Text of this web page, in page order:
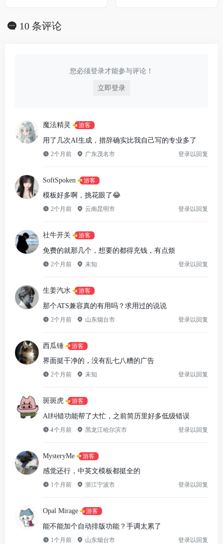
需求，涵盖各行业简历
模板，可以在线编辑、
轻松完成个人简历制
10 条评论
您必须登录才能参与评论！
立即登录
魔法精灵 游客
用了几次AI生成，措辞确实比我自己写的专业多了
2个月前 广东茂名市 登录以回复
SoftSpoken 游客
模板好多啊，挑花眼了😂
2个月前 云南昆明市 登录以回复
社牛开关 游客
免费的就那几个，想要的都得充钱，有点烦
2个月前 未知 登录以回复
生姜汽水 游客
那个ATS兼容真的有用吗？求用过的说说
2个月前 山东烟台市 登录以回复
西瓜锤 游客
界面挺干净的，没有乱七八糟的广告
2个月前 未知 登录以回复
斑斑虎 游客
AI纠错功能帮了大忙，之前简历里好多低级错误
1个月前 黑龙江哈尔滨市 登录以回复
MysteryMe 游客
感觉还行，中英文模板都挺全的
1个月前 浙江宁波市 登录以回复
Opal Mirage 游客
能不能加个自动排版功能？手调太累了
1个月前 山东烟台市 登录以回复